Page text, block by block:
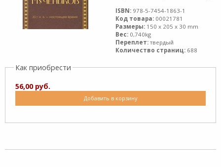
ISBN: 978-5-7454-1863-1
Код товара: 00021781
Размеры: 150 x 205 x 30 mm
Вес: 0,740kg
Переплет: твердый
Количество страниц: 688
Как приобрести
56,00 руб.
Добавить в корзину